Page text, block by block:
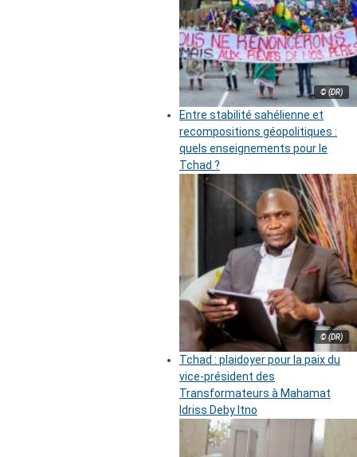
© (DR)
Entre stabilité sahélienne et
recompositions géopolitiques :
quels enseignements pour le
Tchad ?
© (DR)
Tchad : plaidoyer pour la paix du
vice-président des
Transformateurs à Mahamat
Idriss Deby Itno